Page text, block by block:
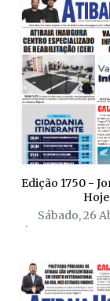
Edição 1750 -
Hoje
Sábado, 26